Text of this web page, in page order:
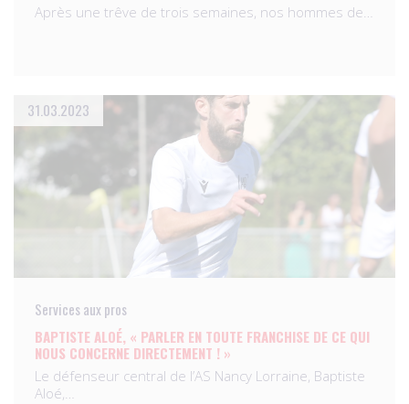
Après une trêve de trois semaines, nos hommes de…
31.03.2023
Services aux pros
BAPTISTE ALOÉ, « PARLER EN TOUTE FRANCHISE DE CE QUI
NOUS CONCERNE DIRECTEMENT ! »
Le défenseur central de l’AS Nancy Lorraine, Baptiste
Aloé,…